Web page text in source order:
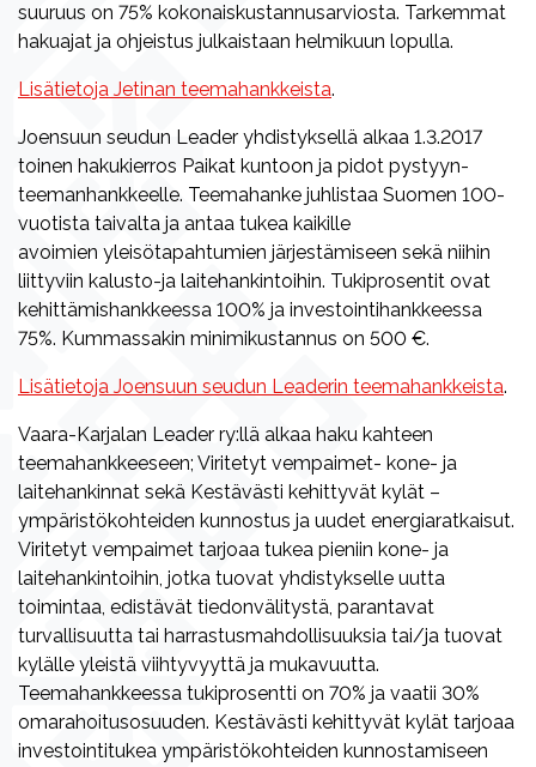
suuruus on 75% kokonaiskustannusarviosta. Tarkemmat
hakuajat ja ohjeistus julkaistaan helmikuun lopulla.
Lisätietoja Jetinan teemahankkeista.
Joensuun seudun Leader yhdistyksellä alkaa 1.3.2017
toinen hakukierros Paikat kuntoon ja pidot pystyyn-
teemanhankkeelle. Teemahanke juhlistaa Suomen 100-
vuotista taivalta ja antaa tukea kaikille
avoimien yleisötapahtumien järjestämiseen sekä niihin
liittyviin kalusto-ja laitehankintoihin. Tukiprosentit ovat
kehittämishankkeessa 100% ja investointihankkeessa
75%. Kummassakin minimikustannus on 500 €.
Lisätietoja Joensuun seudun Leaderin teemahankkeista.
Vaara-Karjalan Leader ry:llä alkaa haku kahteen
teemahankkeeseen; Viritetyt vempaimet- kone- ja
laitehankinnat sekä Kestävästi kehittyvät kylät –
ympäristökohteiden kunnostus ja uudet energiaratkaisut.
Viritetyt vempaimet tarjoaa tukea pieniin kone- ja
laitehankintoihin, jotka tuovat yhdistykselle uutta
toimintaa, edistävät tiedonvälitystä, parantavat
turvallisuutta tai harrastusmahdollisuuksia tai/ja tuovat
kylälle yleistä viihtyvyyttä ja mukavuutta.
Teemahankkeessa tukiprosentti on 70% ja vaatii 30%
omarahoitusosuuden. Kestävästi kehittyvät kylät tarjoaa
investointitukea ympäristökohteiden kunnostamiseen